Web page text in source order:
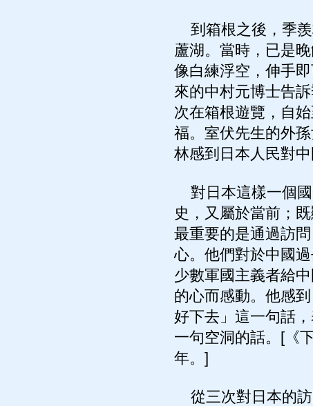
到箱根之後，季羨
蘆湖。當時，已是
像白練浮空，伸手
來的中村元博士告
次在箱根遊覽，自
福。室伏先生的外
林感到日本人民對
對日本這樣一個國
史，又屬於當前；
最重要的是通過訪
心。他們對於中國
少數軍國主義者給
的心而感動。他感
好下去」這一句話
一句空洞的話。[《
年。]
從三次對日本的訪